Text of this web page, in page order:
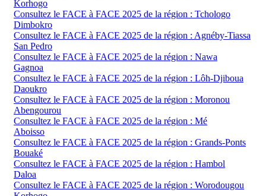
Korhogo
Consultez le FACE à FACE 2025 de la région : Tchologo
Dimbokro
Consultez le FACE à FACE 2025 de la région : Agnéby-Tiassa
San Pedro
Consultez le FACE à FACE 2025 de la région : Nawa
Gagnoa
Consultez le FACE à FACE 2025 de la région : Lôh-Djiboua
Daoukro
Consultez le FACE à FACE 2025 de la région : Moronou
Abengourou
Consultez le FACE à FACE 2025 de la région : Mé
Aboisso
Consultez le FACE à FACE 2025 de la région : Grands-Ponts
Bouaké
Consultez le FACE à FACE 2025 de la région : Hambol
Daloa
Consultez le FACE à FACE 2025 de la région : Worodougou